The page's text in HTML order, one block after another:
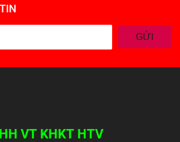
GỬI
VT KHKT HTV